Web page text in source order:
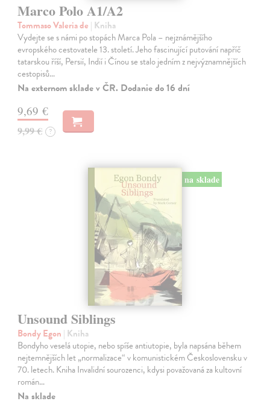
Marco Polo A1/A2
Tommaso Valeria de | Kniha
Vydejte se s námi po stopách Marca Pola – nejznámějšího
evropského cestovatele 13. století. Jeho fascinující putování napříč
tatarskou říší, Persií, Indií i Čínou se stalo jedním z nejvýznamnějších
cestopisů…
Na externom sklade v ČR. Dodanie do 16 dní
9,69 €
9,99 € ?
na sklade
Unsound Siblings
Bondy Egon | Kniha
Bondyho veselá utopie, nebo spíše antiutopie, byla napsána během
nejtemnějších let „normalizace“ v komunistickém Československu v
70. letech. Kniha Invalidní sourozenci, kdysi považovaná za kultovní
román…
Na sklade